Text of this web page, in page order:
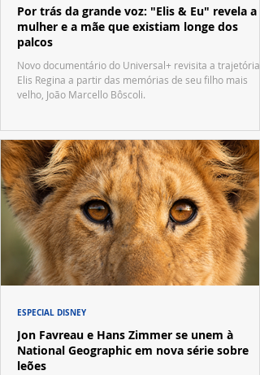
Por trás da grande voz: "Elis & Eu" revela a
mulher e a mãe que existiam longe dos
palcos
Novo documentário do Universal+ revisita a trajetória
Elis Regina a partir das memórias de seu filho mais
velho, João Marcello Bôscoli.
Jon Favreau e Hans Zimmer se unem à
National Geographic em nova série sobre
leões
ESPECIAL DISNEY